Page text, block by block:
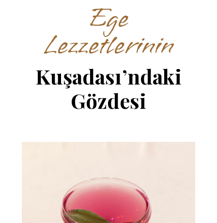
Ege
Lezzetlerinin
Kuşadası’ndaki
Gözdesi